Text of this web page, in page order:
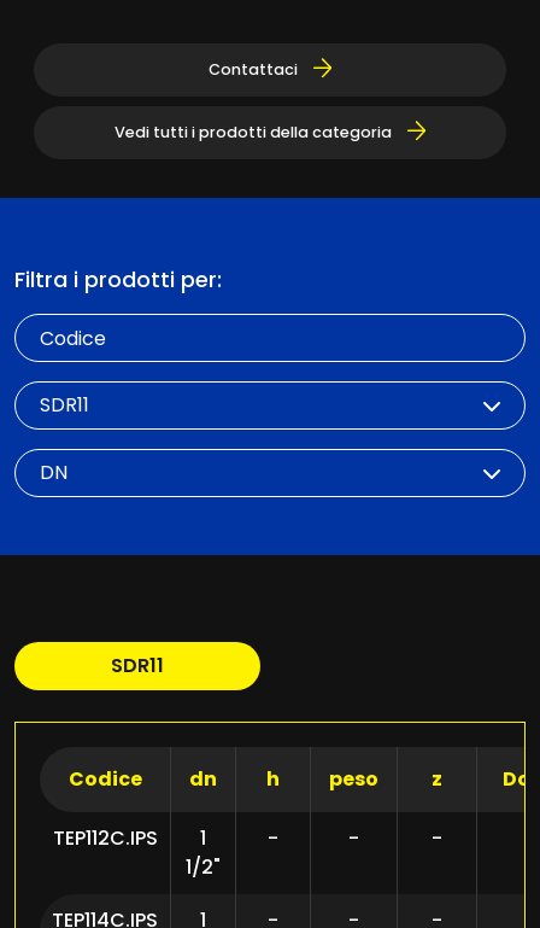
Contattaci
Vedi tutti i prodotti della categoria
Filtra i prodotti per:
Codice
SDR
DN
SDR11
Codice dn h peso z
TEP112C.IPS
1
1/2"
- - -
TEP114C.IPS 1 - - -